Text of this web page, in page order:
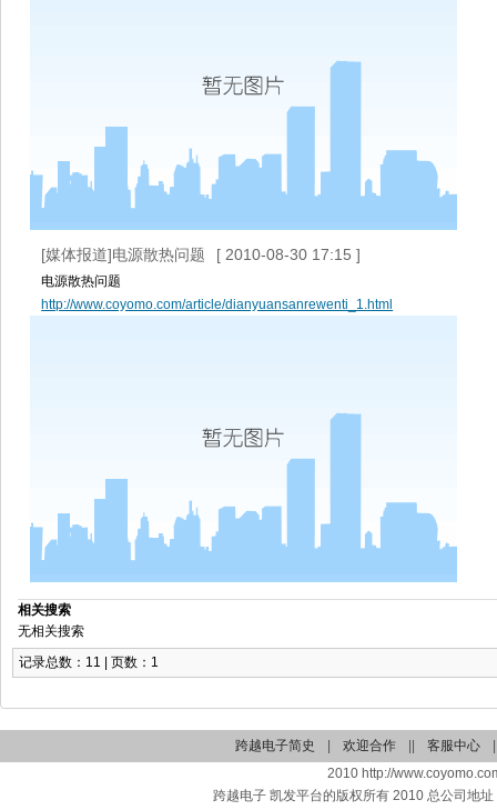
[媒体报道]电源散热问题 [ 2010-08-30 17:15 ]
电源散热问题
http://www.coyomo.com/article/dianyuansanrewenti_1.html
相关搜索
无相关搜索
记录总数：11 | 页数：1
跨越电子简史 欢迎合作 客服中心
2010 http://
跨越电子 凯发平台的版权所有 2010 总公司地